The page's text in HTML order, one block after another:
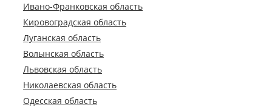
Ивано-Франковская область
Кировоградская область
Луганская область
Волынская область
Львовская область
Николаевская область
Одесская область